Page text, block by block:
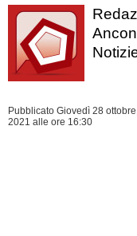
Pubblicato Giovedì 28
2021 alle ore 16:30